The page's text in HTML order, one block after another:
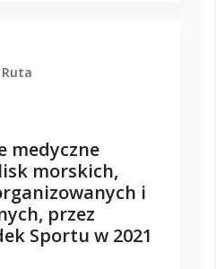
medyczne
morskich,
i
przez
Sportu w 2021